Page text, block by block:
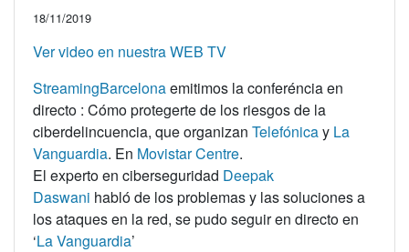
18/11/2019
Ver video en nuestra WEB TV
StreamingBarcelonaemitimos la conferéncia en
directo : Cómo protegerte de los riesgos de la
ciberdelincuencia, que organizan Telefónicay La
Vanguardia. En Movistar Centre.
El experto en ciberseguridad Deepak
Daswani habló de los problemas y las soluciones a
los ataques en la red, se pudo seguir en directo en
‘La Vanguardia’